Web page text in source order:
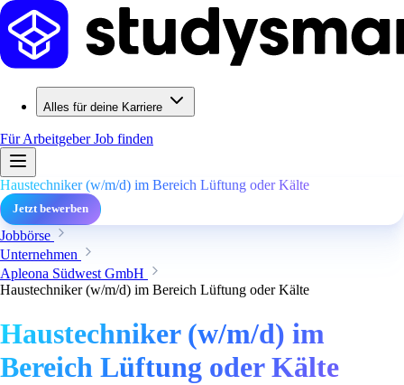
Alles für deine Karriere
Für ArbeitgeberJob finden
Haustechniker (w/m/d) im Bereich Lüftung oder Kälte
Jetzt bewerben
Jobbörse
Unternehmen
Apleona Südwest GmbH
Haustechniker (w/m/d) im Bereich Lüftung oder Kälte
Haustechniker (w/m/d) im
Bereich Lüftung oder Kälte